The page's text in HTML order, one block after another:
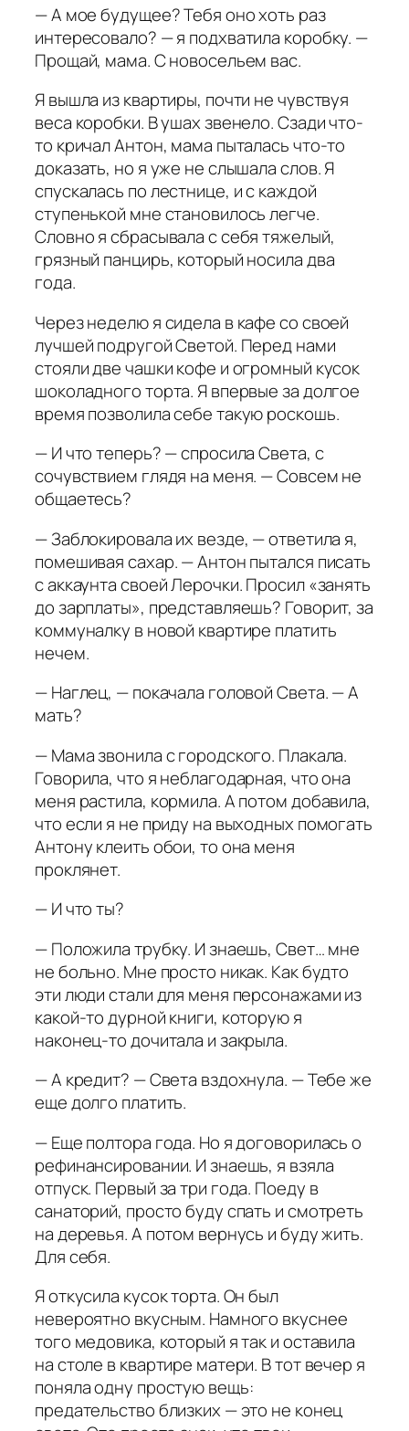
— А мое будущее? Тебя оно хоть раз
интересовало? — я подхватила коробку. —
Прощай, мама. С новосельем вас.
Я вышла из квартиры, почти не чувствуя
веса коробки. В ушах звенело. Сзади что-
то кричал Антон, мама пыталась что-то
доказать, но я уже не слышала слов. Я
спускалась по лестнице, и с каждой
ступенькой мне становилось легче.
Словно я сбрасывала с себя тяжелый,
грязный панцирь, который носила два
года.
Через неделю я сидела в кафе со своей
лучшей подругой Светой. Перед нами
стояли две чашки кофе и огромный кусок
шоколадного торта. Я впервые за долгое
время позволила себе такую роскошь.
— И что теперь? — спросила Света, с
сочувствием глядя на меня. — Совсем не
общаетесь?
— Заблокировала их везде, — ответила я,
помешивая сахар. — Антон пытался писать
с аккаунта своей Лерочки. Просил «занять
до зарплаты», представляешь? Говорит, за
коммуналку в новой квартире платить
нечем.
— Наглец, — покачала головой Света. — А
мать?
— Мама звонила с городского. Плакала.
Говорила, что я неблагодарная, что она
меня растила, кормила. А потом добавила,
что если я не приду на выходных помогать
Антону клеить обои, то она меня
проклянет.
— И что ты?
— Положила трубку. И знаешь, Свет… мне
не больно. Мне просто никак. Как будто
эти люди стали для меня персонажами из
какой-то дурной книги, которую я
наконец-то дочитала и закрыла.
— А кредит? — Света вздохнула. — Тебе же
еще долго платить.
— Еще полтора года. Но я договорилась о
рефинансировании. И знаешь, я взяла
отпуск. Первый за три года. Поеду в
санаторий, просто буду спать и смотреть
на деревья. А потом вернусь и буду жить.
Для себя.
Я откусила кусок торта. Он был
невероятно вкусным. Намного вкуснее
того медовика, который я так и оставила
на столе в квартире матери. В тот вечер я
поняла одну простую вещь:
предательство близких — это не конец